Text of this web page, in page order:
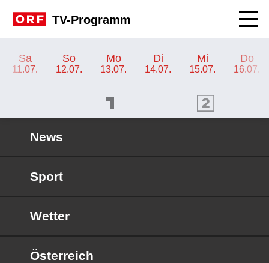
TV-Programm
Sa
11.07.
So
12.07.
Mo
13.07.
Di
14.07.
Mi
15.07.
Do
16.07.
ORF 2 Programm
News
Sport
Wetter
Österreich